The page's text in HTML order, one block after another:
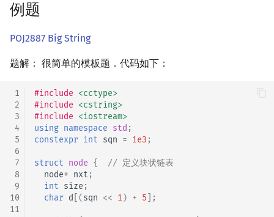
例题
POJ2887 Big String
题解： 很简单的模板题．代码如下：
1
2
3
4
5
6
7
8
9
10
11
#include <cctype>
#include <cstring>
#include <iostream>
using namespace std ;
constexpr int sqn = 1e3 ;
struct node {
// 定义块状链表
node* nxt ;
int size ;
char d [(sqn << 1) + 5 ];